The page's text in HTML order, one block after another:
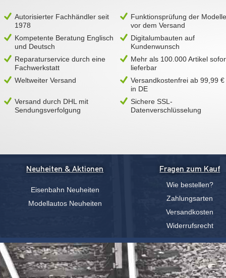
Autorisierter Fachhändler seit
1978
Funktionsprüfung der Modelle
vor dem Versand
Kompetente Beratung Englisch
und Deutsch
Digitalumbauten auf
Kundenwunsch
Reparaturservice durch eine
Fachwerkstatt
Mehr als 100.000 Artikel
lieferbar
Weltweiter Versand
Versandkostenfrei ab 99,99 €
in DE
Versand durch DHL mit
Sendungsverfolgung
Sichere SSL-
Datenverschlüsselung
Neuheiten & Aktionen
Eisenbahn Neuheiten
Modellautos Neuheiten
Fragen zum Kauf
Wie bestellen?
Zahlungsarten
Versandkosten
Widerrufsrecht